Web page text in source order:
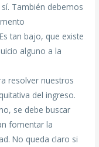
También debemos
tan bajo, que existe
alguno a la
resolver nuestros
del ingreso.
se debe buscar
fomentar la
No queda claro si